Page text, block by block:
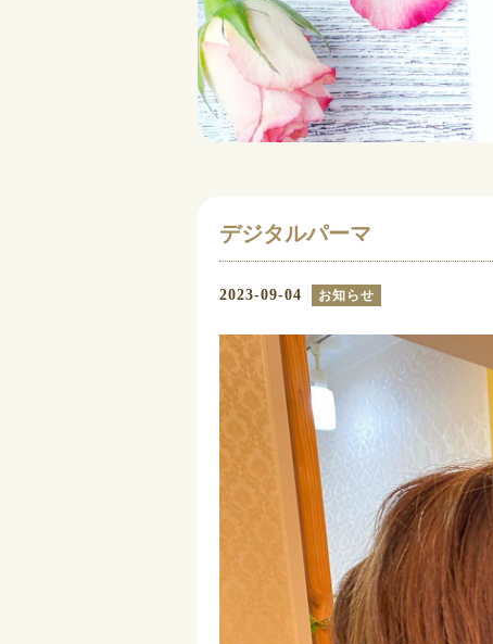
デジタルパーマ
2023-09-04 お知らせ